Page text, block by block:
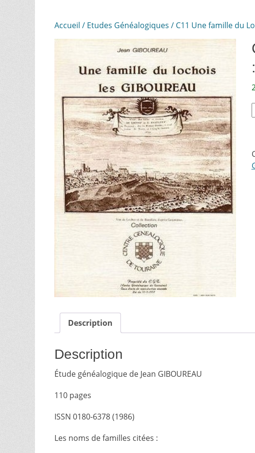
Accueil / Etudes Généalogiques / C11 Une famille du
Description
Description
Étude généalogique de Jean GIBOUREAU
110 pages
ISSN 0180-6378 (1986)
Les noms de familles citées :